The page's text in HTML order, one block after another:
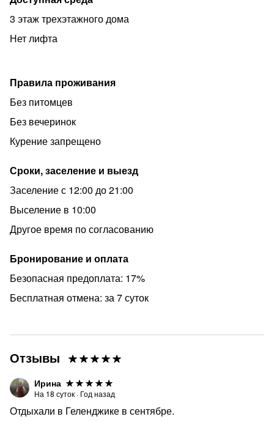
телевизор, холодильник, кондиционер, душ, туалет в
В вашем распоряжении кухня, стиральная машинка,
Есть парковка для автомобиля. Мангальная зона.
Рядом находятся продуктовые магазины, кафе
быстрого питания,столовые, парикмахерские,
автобусная остановка.
На территории работает бесплатный Wi-Fi. Уточняйте
информацию сразу при заезде. Если вы путешествуете
на машине, припарковаться можно будет на парковке
рядом. Для простоты передвижения возможна
организация трансфера.
3 этаж трехэтажного дома
Нет лифта
Правила проживания
Без питомцев
Без вечеринок
Курение запрещено
Сроки, заселение и выезд
Заселение с 12:00 до 21:00
Выселение в 10:00
Другое время по согласованию
Бронирование и оплата
Безопасная предоплата: 17%
Бесплатная отмена: за 7 суток
Отзывы
Ирина
На 18 суток · Год назад
Отдыхали в Геленджике в сентябре.